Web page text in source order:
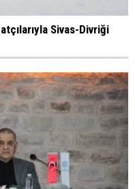
Sivas-Divriği